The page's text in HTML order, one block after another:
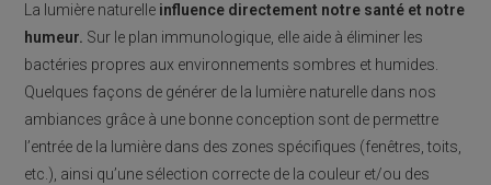
La lumière naturelle influence directement notre santé et notre
humeur. Sur le plan immunologique, elle aide à éliminer les
bactéries propres aux environnements sombres et humides.
Quelques façons de générer de la lumière naturelle dans nos
ambiances grâce à une bonne conception sont de permettre
l’entrée de la lumière dans des zones spécifiques (fenêtres, toits,
etc.), ainsi qu’une sélection correcte de la couleur et/ou des